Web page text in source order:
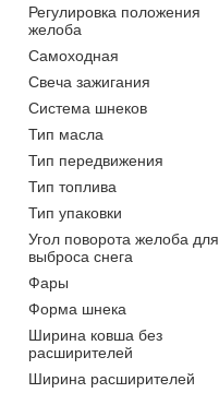
Регулировка положения
желоба
Самоходная
Свеча зажигания
Система шнеков
Тип масла
Тип передвижения
Тип топлива
Тип упаковки
Угол поворота желоба для
выброса снега
Фары
Форма шнека
Ширина ковша без
расширителей
Ширина расширителей